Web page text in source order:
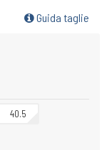
Guida taglie
40.5